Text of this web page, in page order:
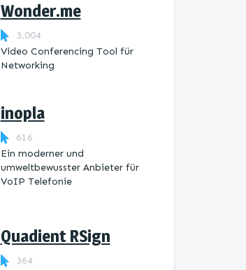
Wonder.me
3.004
Video Conferencing Tool für
Networking
inopla
616
Ein moderner und
umweltbewusster Anbieter für
VoIP Telefonie
Quadient RSign
364